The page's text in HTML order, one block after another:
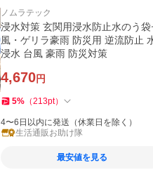
ノムラテック
浸水対策 玄関用浸水防止水のう袋
風・ゲリラ豪雨 防災用 逆流防止
浸水 台風 豪雨 防災対策
4,670円
5% （213pt）
4〜6日以内に発送（休業日を除く）
生活通販お助け隊
最安値を見る